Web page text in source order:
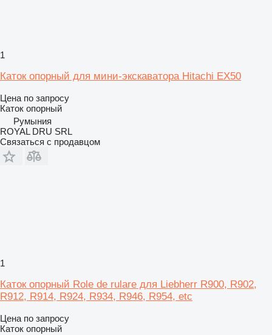
1
Каток опорный для мини-экскаватора Hitachi EX50
Цена по запросу
Каток опорный
Румыния
ROYAL DRU SRL
Связаться с продавцом
1
Каток опорный Role de rulare для Liebherr R900, R902,
R912, R914, R924, R934, R946, R954, etc
Цена по запросу
Каток опорный